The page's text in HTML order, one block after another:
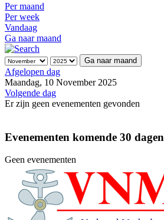
Per maand
Per week
Vandaag
Ga naar maand
Ga naar maand
Afgelopen dag
Maandag, 10 November 2025
Volgende dag
Er zijn geen evenementen gevonden
Evenementen komende 30 dagen
Geen evenementen